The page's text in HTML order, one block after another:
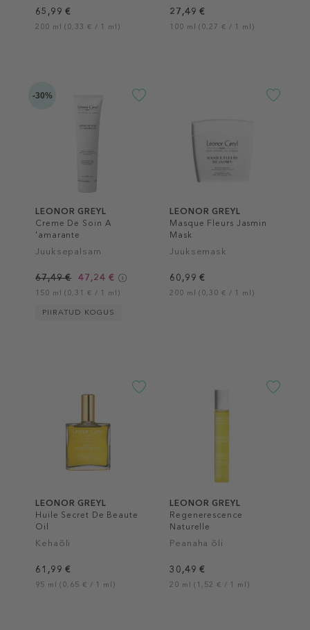
65,99 €
200 ml (0,33 € / 1 ml)
27,49 €
100 ml (0,27 € / 1 ml)
-30%
LEONOR GREYL
Creme De Soin A
'amarante
Juuksepalsam
67,49 € 47,24 €
150 ml (0,31 € / 1 ml)
PIIRATUD KOGUS
LEONOR GREYL
Masque Fleurs Jasmin
Mask
Juuksemask
60,99 €
200 ml (0,30 € / 1 ml)
LEONOR GREYL
Huile Secret De Beaute
Oil
Kehaõli
61,99 €
95 ml (0,65 € / 1 ml)
LEONOR GREYL
Regenerescence
Naturelle
Peanaha õli
30,49 €
20 ml (1,52 € / 1 ml)